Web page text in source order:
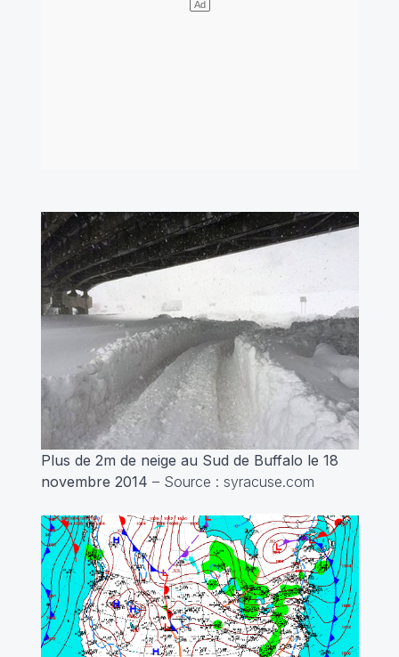
Plus de 2m de neige au Sud de Buffalo le 18
novembre 2014 – Source : syracuse.com